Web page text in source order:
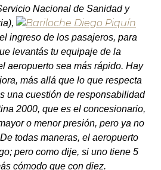
Nacional de Sanidad y
ingreso de los pasajeros, para
levantás tu equipaje de la
aeropuerto sea más rápido. Hay
más allá que lo que respecta
una cuestión de responsabilidad
2000, que es el concesionario,
o menor presión, pero ya no
todas maneras, el aeropuerto
pero como dije, si uno tiene 5
cómodo que con diez.